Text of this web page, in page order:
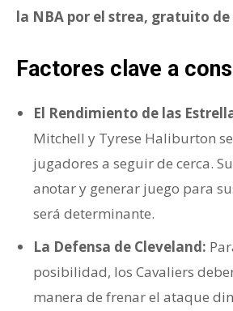
la NBA por el strea, gratuito de
Factores clave a
El Rendimiento de las
Mitchell y Tyrese Haliburton
jugadores a seguir de cerca.
anotar y generar juego para
será determinante.
La Defensa de Cleveland:
posibilidad, los Cavaliers
manera de frenar el ataque